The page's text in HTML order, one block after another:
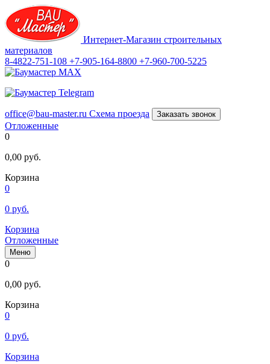
Интернет-Магазин строительных
материалов
8-4822-751-108 +7-905-164-8800 +7-960-700-5225
office@bau-master.ru Схема проезда Заказать звонок
Отложенные
0
0,00 руб.
Корзина
0
0 руб.
Корзина
Отложенные
Меню
0
0,00 руб.
Корзина
0
0 руб.
Корзина